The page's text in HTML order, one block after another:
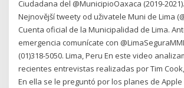
Ciudadana del @MunicipioOaxaca (2019-
Nejnovější tweety od uživatele Muni de Lima
Cuenta oficial de la Municipalidad de Lima.
emergencia comunícate con
(01)318-5050. Lima, Peru En este video
recientes entrevistas realizadas por Tim
En ella se le preguntó por los planes de